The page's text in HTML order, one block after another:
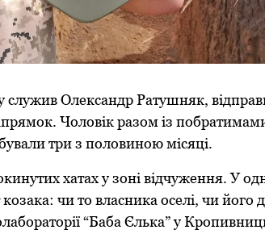
служив Олександр Ратушняк,
Чоловік разом із
три з половиною місяці.
хатах у зоні відчуження. У
чи то власника оселі, чи його
“Баба Єлька” у